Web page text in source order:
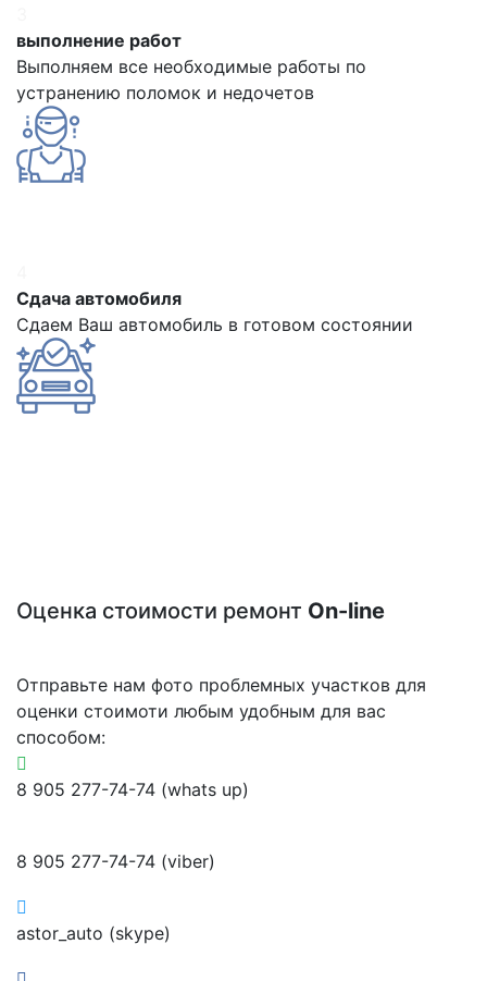
выполнение работ
Выполняем все необходимые работы по
устранению поломок и недочетов
Сдача автомобиля
Сдаем Ваш автомобиль в готовом состоянии
Оценка стоимости ремонт On-line
Отправьте нам фото проблемных участков для
оценки стоимоти любым удобным для вас
способом:
8 905 277-74-74 (whats up)
8 905 277-74-74 (viber)
astor_auto (skype)